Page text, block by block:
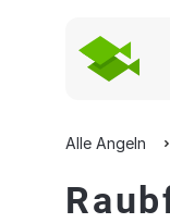
Alle Angeln